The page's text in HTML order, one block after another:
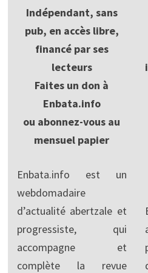
Indépendant, sans
pub, en accès libre,
financé par ses
lecteurs
Faites un don à
Enbata.info
ou abonnez-vous au
mensuel papier
Enbata.info est un
webdomadaire
d’actualité abertzale et
progressiste, qui
accompagne et
complète la revue